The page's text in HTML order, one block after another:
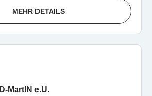
MEHR DETAILS
D-MartIN e.U.